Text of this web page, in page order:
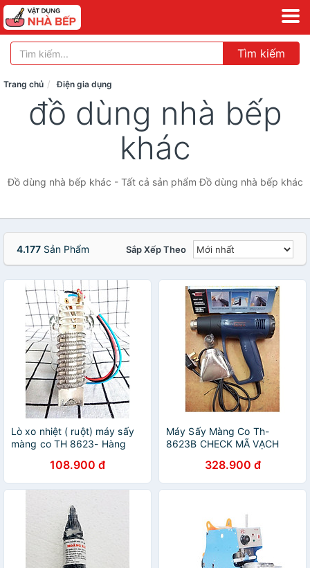
Tìm kiếm
Trang chủ Điện gia dụng
đồ dùng nhà bếp
khác
Đồ dùng nhà bếp khác - Tất cả sản phẩm Đồ dùng nhà bếp khác
4.177 Sản Phẩm Sắp Xếp Theo
Lò xo nhiệt ( ruột) máy sấy
màng co TH 8623- Hàng
108.900 đ
Máy Sấy Màng Co Th-
8623B CHECK MÃ VẠCH
328.900 đ